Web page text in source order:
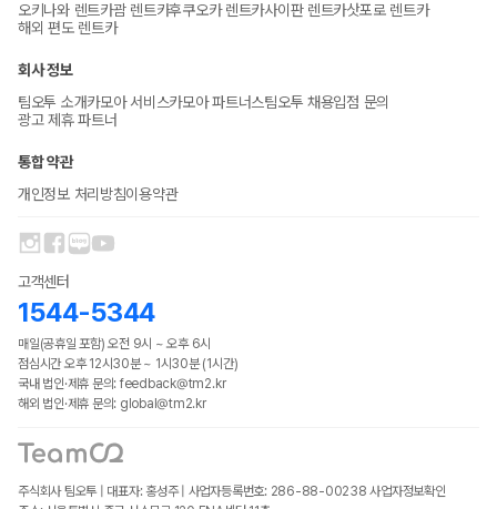
오키나와 렌트카괌 렌트카후쿠오카 렌트카사이판 렌트카삿포로 렌트카
해외 편도 렌트카
회사 정보
팀오투 소개카모아 서비스카모아 파트너스팀오투 채용입점 문의
광고 제휴 파트너
통합 약관
개인정보 처리방침이용약관
고객센터
1544-5344
매일(공휴일 포함) 오전 9시 ~ 오후 6시
점심시간 오후 12시30분 ~ 1시30분 (1시간)
국내 법인·제휴 문의: feedback@tm2.kr
해외 법인·제휴 문의: global@tm2.kr
주식회사 팀오투 | 대표자: 홍성주 | 사업자등록번호: 286-88-00238 사업자정보확인